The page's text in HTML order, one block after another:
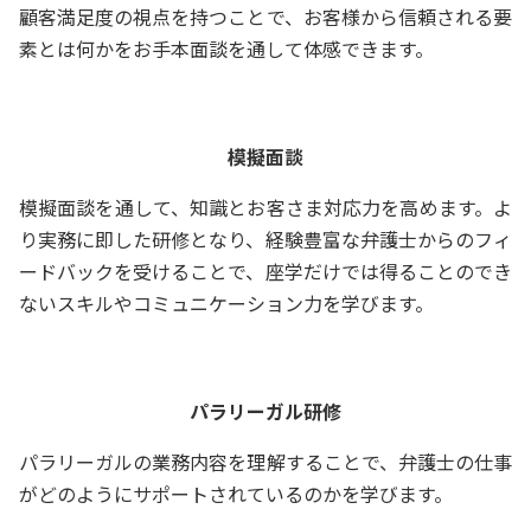
顧客満足度の視点を持つことで、お客様から信頼される要
素とは何かをお手本面談を通して体感できます。
模擬面談
模擬面談を通して、知識とお客さま対応力を高めます。よ
り実務に即した研修となり、経験豊富な弁護士からのフィ
ードバックを受けることで、座学だけでは得ることのでき
ないスキルやコミュニケーション力を学びます。
パラリーガル研修
パラリーガルの業務内容を理解することで、弁護士の仕事
がどのようにサポートされているのかを学びます。